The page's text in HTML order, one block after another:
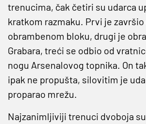
trenucima, čak četiri su udarca
kratkom razmaku. Prvi je završio
obrambenom bloku, drugi je
Grabara, treći se odbio od
nogu Arsenalovog topnika. On
ipak ne propušta, silovitim je
proparao mrežu.
Najzanimljiviji trenuci dvoboja